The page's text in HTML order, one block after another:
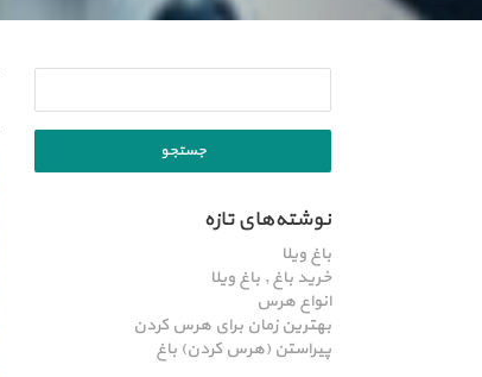
نوشته‌های تازه
باغ ویلا
خرید باغ , باغ ویلا
انواع هرس
بهترین زمان برای هرس کردن
پیراستن (هرس کردن) باغ